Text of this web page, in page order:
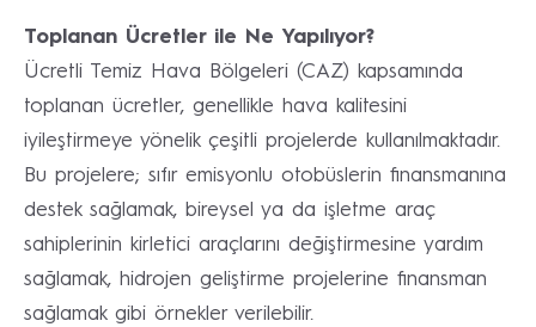
Toplanan Ücretler ile Ne Yapılıyor?
Ücretli Temiz Hava Bölgeleri (CAZ) kapsamında
toplanan ücretler, genellikle hava kalitesini
iyileştirmeye yönelik çeşitli projelerde kullanılmaktadır.
Bu projelere; sıfır emisyonlu otobüslerin finansmanına
destek sağlamak, bireysel ya da işletme araç
sahiplerinin kirletici araçlarını değiştirmesine yardım
sağlamak, hidrojen geliştirme projelerine finansman
sağlamak gibi örnekler verilebilir.